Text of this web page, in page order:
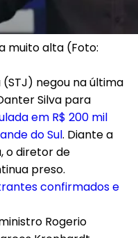
muito alta (Foto:
negou na última
Silva para
em R$ 200 mil
do Sul. Diante a
o diretor de
preso.
confirmados e
Rogerio